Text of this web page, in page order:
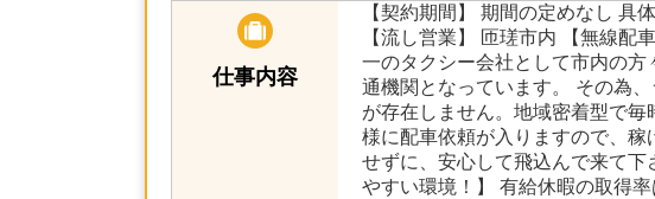
仕事内容
【契約期間】 期間の定めなし 具
【流し営業】 匝瑳市内 【無線配
一のタクシー会社として市内の方
通機関となっています。 その為
が存在しません。地域密着型で毎
様に配車依頼が入りますので、稼
せずに、安心して飛込んで来て下
やすい環境！】 有給休暇の取得